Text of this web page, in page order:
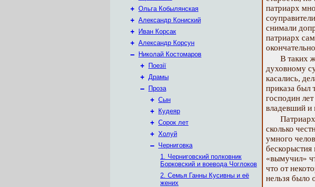
+ Ольга Кобылянская
+ Александр Кониский
+
Иван Корсак
+ Александр Корсун
–
Николай Костомаров
+
Поезії
+ Драмы
–
Проза
+ Сын
+
Кудеяр
+ Сорок лет
+ Холуй
– Черниговка
1. Черниговский полковник
Борковский и воевода Чоглоков
2. Семья Ганны Кусивны и её
жених
патриарх
снимали
патриарх
В таких
духовному
касались,
приказа был
господин
владевший и
сколько
умного
бескорыстия
«вымучил»
что от
нельзя было